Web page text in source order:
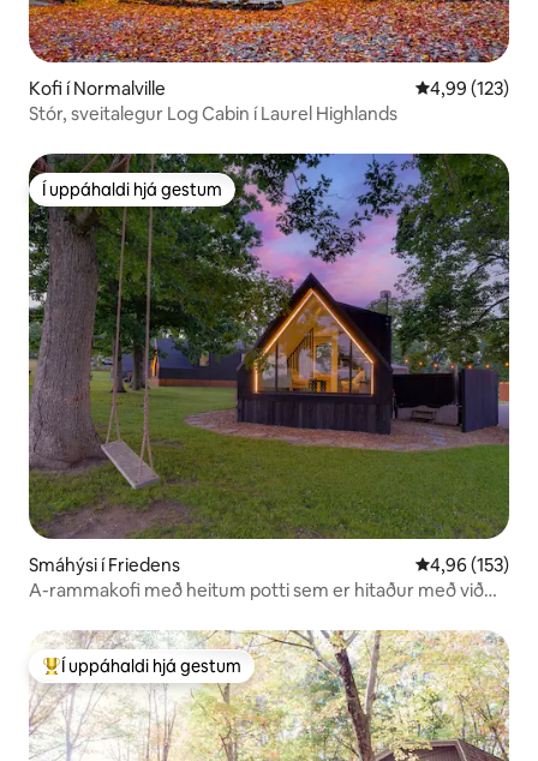
Kofi í Normalville 4,99 af 5 í
4,99 (123)
Stór, sveitalegur Log Cabin í Laurel Highlands
Í uppáhaldi hjá gestum
Í uppáhaldi hjá gestum
Smáhýsi í Friedens 4,96 af 5 í
4,96 (153)
A-rammakofi með heitum potti sem er hitaður með við
Í mestu uppáhaldi hjá gestum
Í uppáhaldi hjá gestum